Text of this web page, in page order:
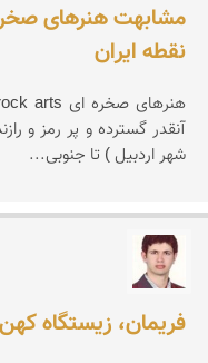
مشابهت هنرهای
نقطه ایران
آنقدر گسترده و پر رمز و
شهر اردبیل ) تا جنوبی...
فریمان، زیستگاه